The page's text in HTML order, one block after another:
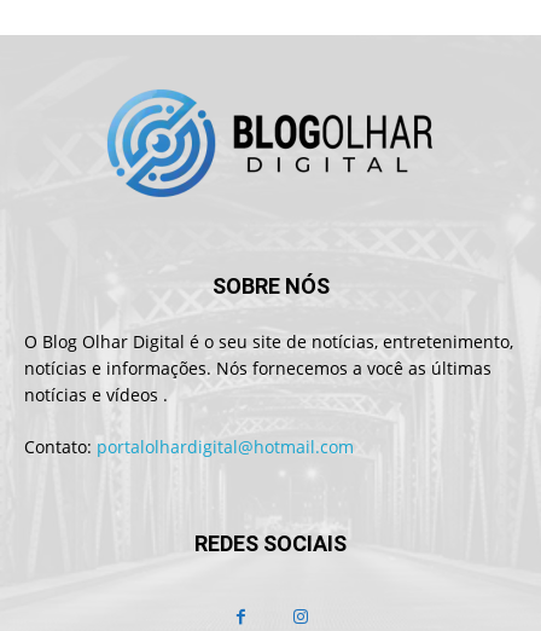
SOBRE NÓS
O Blog Olhar Digital é o seu site de notícias, entretenimento,
notícias e informações. Nós fornecemos a você as últimas
notícias e vídeos .
Contato: portalolhardigital@hotmail.com
REDES SOCIAIS